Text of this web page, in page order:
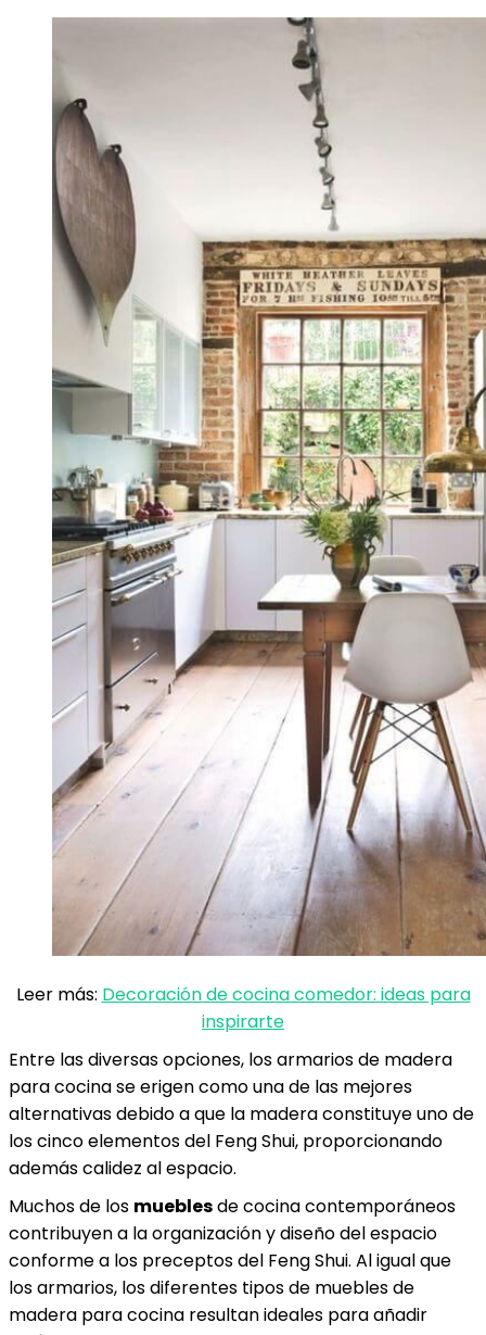
Leer más: Decoración de cocina comedor: ideas para
inspirarte
Entre las diversas opciones, los armarios de madera
para cocina se erigen como una de las mejores
alternativas debido a que la madera constituye uno de
los cinco elementos del Feng Shui, proporcionando
además calidez al espacio.
Muchos de los mueblesde cocina contemporáneos
contribuyen a la organización y diseño del espacio
conforme a los preceptos del Feng Shui. Al igual que
los armarios, los diferentes tipos de muebles de
madera para cocina resultan ideales para añadir